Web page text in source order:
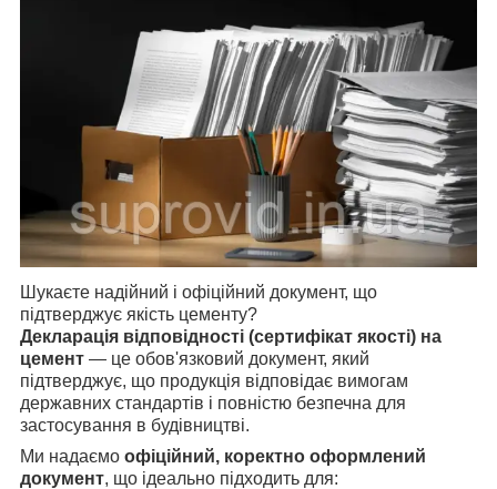
Шукаєте надійний і офіційний документ, що
підтверджує якість цементу?
Декларація відповідності (сертифікат якості) на
цемент — це обов'язковий документ, який
підтверджує, що продукція відповідає вимогам
державних стандартів і повністю безпечна для
застосування в будівництві.
Ми надаємо офіційний, коректно оформлений
документ, що ідеально підходить для: